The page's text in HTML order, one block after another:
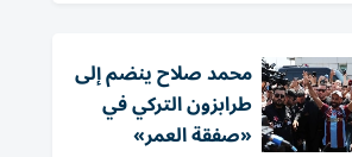
محمد صلاح ينضم إلى
طرابزون التركي في
«صفقة العمر»